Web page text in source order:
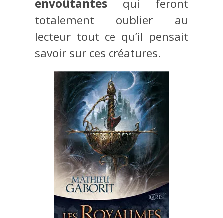
envoûtantes qui feront
totalement oublier au
lecteur tout ce qu’il pensait
savoir sur ces créatures.